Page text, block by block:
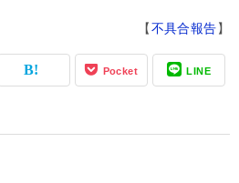
【不具合報告】
Pocket LINE